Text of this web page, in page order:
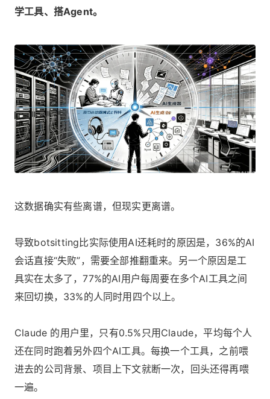
学工具、搭Agent。
这数据确实有些离谱，但现实更离谱。
导致botsitting比实际使用AI还耗时的原因是，36%的AI
会话直接“失败”，需要全部推翻重来。另一个原因是工
具实在太多了，77%的AI用户每周要在多个AI工具之间
来回切换，33%的人同时用四个以上。
Claude 的用户里，只有0.5%只用Claude，平均每个人
还在同时跑着另外四个AI工具。每换一个工具，之前喂
进去的公司背景、项目上下文就断一次，回头还得再喂
一遍。